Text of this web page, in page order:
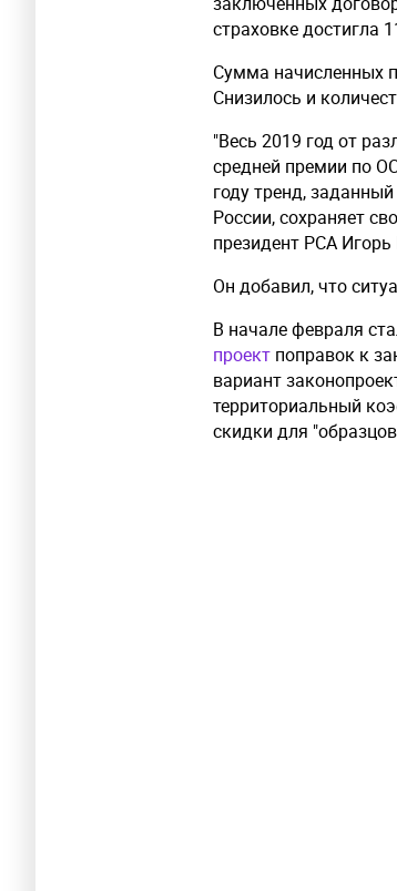
страховке достигла
Сумма начисленных
Снизилось и
"Весь 2019 год от
средней премии по
году тренд,
России, сохраняет
президент РСА Игорь
Он добавил, что
В начале февраля
проект поправок к
вариант
территориальный
скидки для